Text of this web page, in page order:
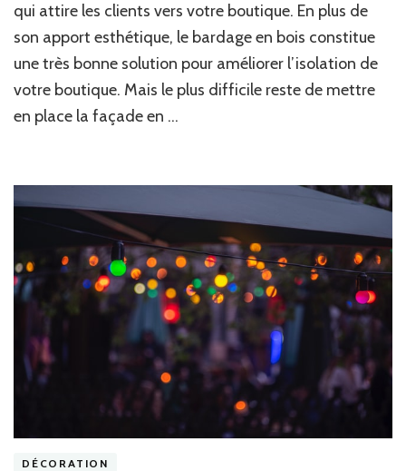
d’un
bardage
en
bois
!
qui attire les clients vers votre boutique. En plus de
son apport esthétique, le bardage en bois constitue
une très bonne solution pour améliorer l’isolation de
votre boutique. Mais le plus difficile reste de mettre
en place la façade en …
DÉCORATION